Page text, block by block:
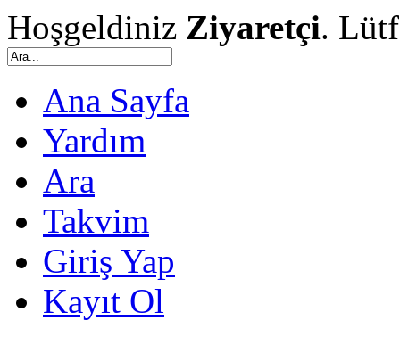
Hoşgeldiniz Ziyaretçi.
Ana Sayfa
Yardım
Ara
Takvim
Giriş Yap
Kayıt Ol